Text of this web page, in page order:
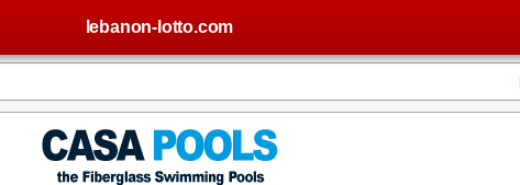
lebanon-lotto.com